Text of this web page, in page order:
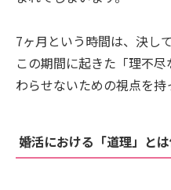
7ヶ月という時間は、決し
この期間に起きた「理不
わらせないための視点を持
婚活における「道理」と